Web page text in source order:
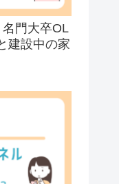
門大卒OL
建設中の家